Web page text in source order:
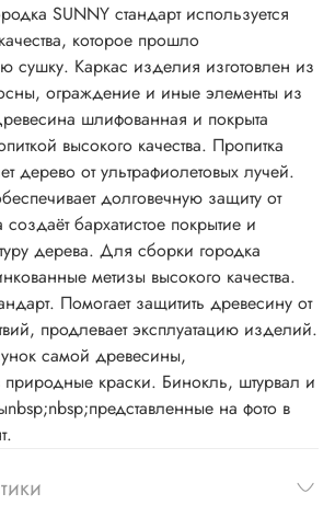
SUNNY стандарт используется
которое прошло
сушку. Каркас изделия изготовлен из
ограждение и иные элементы из
шлифованная и покрыта
высокого качества. Пропитка
дерево от ультрафиолетовых лучей.
долговечную защиту от
бархатистое покрытие и
дерева. Для сборки городка
метизы высокого качества.
Помогает защитить древесину от
продлевает эксплуатацию изделий.
самой древесины,
природные краски. Бинокль, штурвал и
на фото в